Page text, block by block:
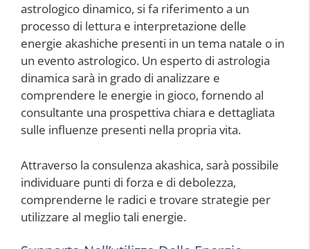
astrologico dinamico, si fa riferimento a un
processo di lettura e interpretazione delle
energie akashiche presenti in un tema natale o in
un evento astrologico. Un esperto di astrologia
dinamica sarà in grado di analizzare e
comprendere le energie in gioco, fornendo al
consultante una prospettiva chiara e dettagliata
sulle influenze presenti nella propria vita.
Attraverso la consulenza akashica, sarà possibile
individuare punti di forza e di debolezza,
comprenderne le radici e trovare strategie per
utilizzare al meglio tali energie.